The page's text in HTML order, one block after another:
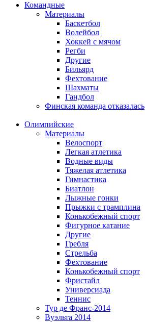
Командные
Материалы
Баскетбол
Волейбол
Хоккей с мячом
Регби
Другие
Бильярд
Фехтование
Шахматы
Гандбол
Финская команда отказалась
Олимпийские
Материалы
Велоспорт
Легкая атлетика
Водные виды
Тяжелая атлетика
Гимнастика
Биатлон
Лыжные гонки
Прыжки с трамплина
Конькобежный спорт
Фигурное катание
Другие
Гребля
Стрельба
Фехтование
Конькобежный спорт
Фристайл
Универсиада
Теннис
Тур де Франс-2014
Вуэльта 2014